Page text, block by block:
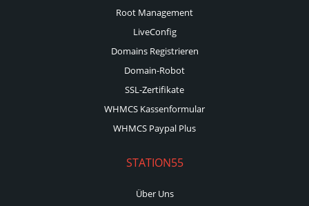
Root Management
LiveConfig
Domains Registrieren
Domain-Robot
SSL-Zertifikate
WHMCS Kassenformular
WHMCS Paypal Plus
STATION55
Über Uns